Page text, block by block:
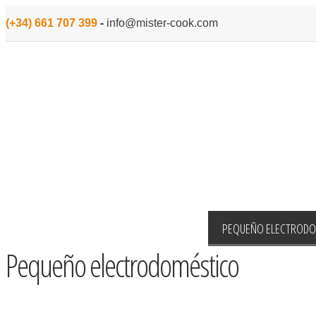
(+34) 661 707 399 - info@mister-cook.com
PEQUEÑO
Pequeño electrodoméstico